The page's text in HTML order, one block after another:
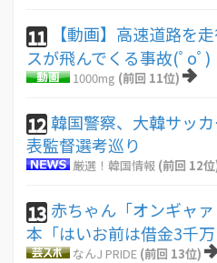
11
【動画】高速道路を
スが飛んでくる事故(ﾟoﾟ)
1000mg (前回 11位)
12韓国警察、大韓サッ
表監督選考巡り
厳選！韓国情報 (前回 12
13 赤ちゃん「オンギャ
本「はいお前は借金3千万
なんJ PRIDE (前回 13位)